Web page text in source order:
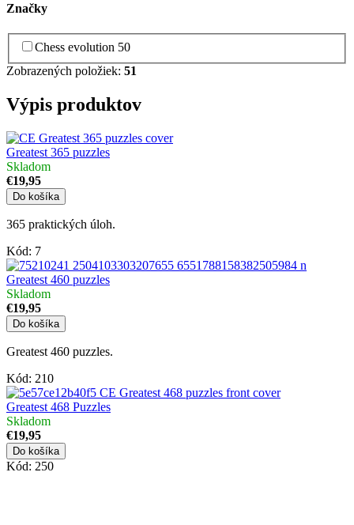
Značky
Chess evolution 50
Zobrazených položiek: 51
Výpis produktov
Greatest 365 puzzles
Skladom
€19,95
Do košíka
365 praktických úloh.
Kód: 7
Greatest 460 puzzles
Skladom
€19,95
Do košíka
Greatest 460 puzzles.
Kód: 210
Greatest 468 Puzzles
Skladom
€19,95
Do košíka
Kód: 250